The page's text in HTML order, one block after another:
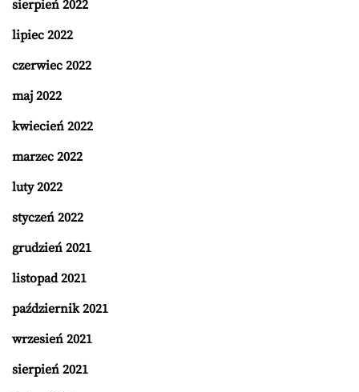
sierpień 2022
lipiec 2022
czerwiec 2022
maj 2022
kwiecień 2022
marzec 2022
luty 2022
styczeń 2022
grudzień 2021
listopad 2021
październik 2021
wrzesień 2021
sierpień 2021